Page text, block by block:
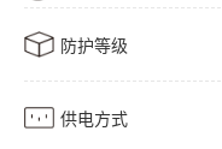
防护等级
供电方式